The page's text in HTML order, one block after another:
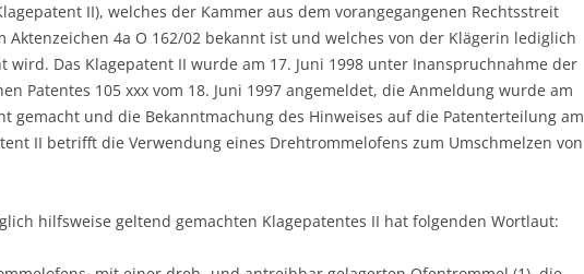
II), welches der Kammer aus dem vorangegangenen Rechtsstreit
Aktenzeichen 4a O 162/02 bekannt ist und welches von der Klägerin lediglich
wird. Das Klagepatent II wurde am 17. Juni 1998 unter Inanspruchnahme der
Patentes 105 xxx vom 18. Juni 1997 angemeldet, die Anmeldung wurde am
gemacht und die Bekanntmachung des Hinweises auf die Patenterteilung am
II betrifft die Verwendung eines Drehtrommelofens zum Umschmelzen von
hilfsweise geltend gemachten Klagepatentes II hat folgenden Wortlaut: